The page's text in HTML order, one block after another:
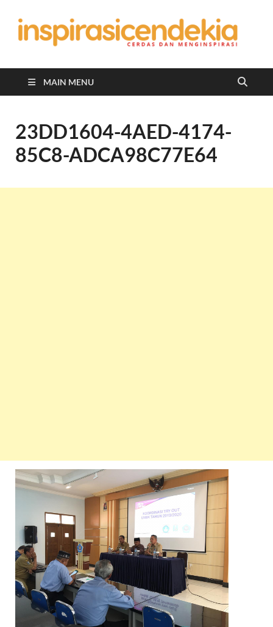
MAIN MENU
23DD1604-4AED-4174-
85C8-ADCA98C77E64